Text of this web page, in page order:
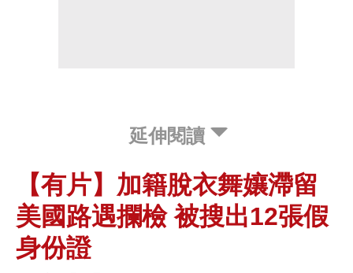
延伸閱讀
【有片】加籍脫衣舞孃滯留
美國路遇攔檢 被搜出12張假
身份證